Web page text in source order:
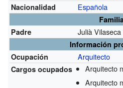
Nacionalidad Española
Familia
Padre
Julià
Información
Ocupación
Arquitecto
Cargos ocupados Arquitecto
Arquitecto